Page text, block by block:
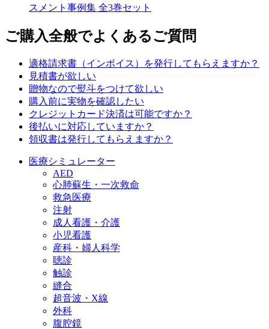
スメント事例集 全3巻セット
ご購入全般でよくあるご質問
適格請求書（インボイス）を発行してもらえますか？
見積書が欲しい
贈物なので熨斗をつけて欲しい
購入前に実物を確認したい
クレジットカード決済は可能ですか？
後払いに対応していますか？
領収書は発行してもらえますか？
医療シミュレーター
AED
心肺蘇生・一次救命
救急医療
注射
成人看護・介護
小児看護
産科・婦人科学
聴診
触診
縫合
超音波・X線
外科
腹腔鏡